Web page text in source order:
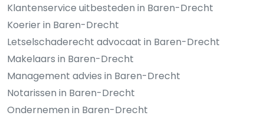
Klantenservice uitbesteden in Baren-Drecht
Koerier in Baren-Drecht
Letselschaderecht advocaat in Baren-Drecht
Makelaars in Baren-Drecht
Management advies in Baren-Drecht
Notarissen in Baren-Drecht
Ondernemen in Baren-Drecht